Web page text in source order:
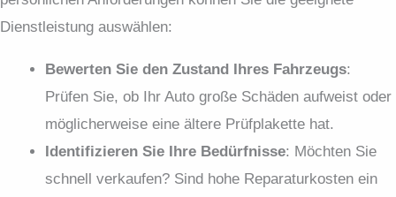
Dienstleistung auswählen:
Bewerten Sie den Zustand Ihres Fahrzeugs:
Prüfen Sie, ob Ihr Auto große Schäden aufweist oder
möglicherweise eine ältere Prüfplakette hat.
Identifizieren Sie Ihre Bedürfnisse: Möchten Sie
schnell verkaufen? Sind hohe Reparaturkosten ein